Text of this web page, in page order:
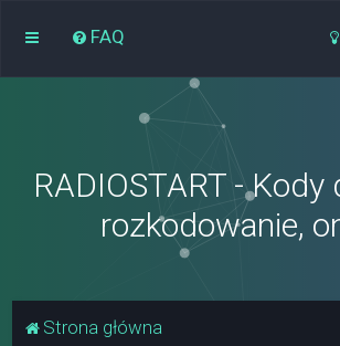
FAQ
RADIOSTART - Kody
rozkodowanie,
Strona główna